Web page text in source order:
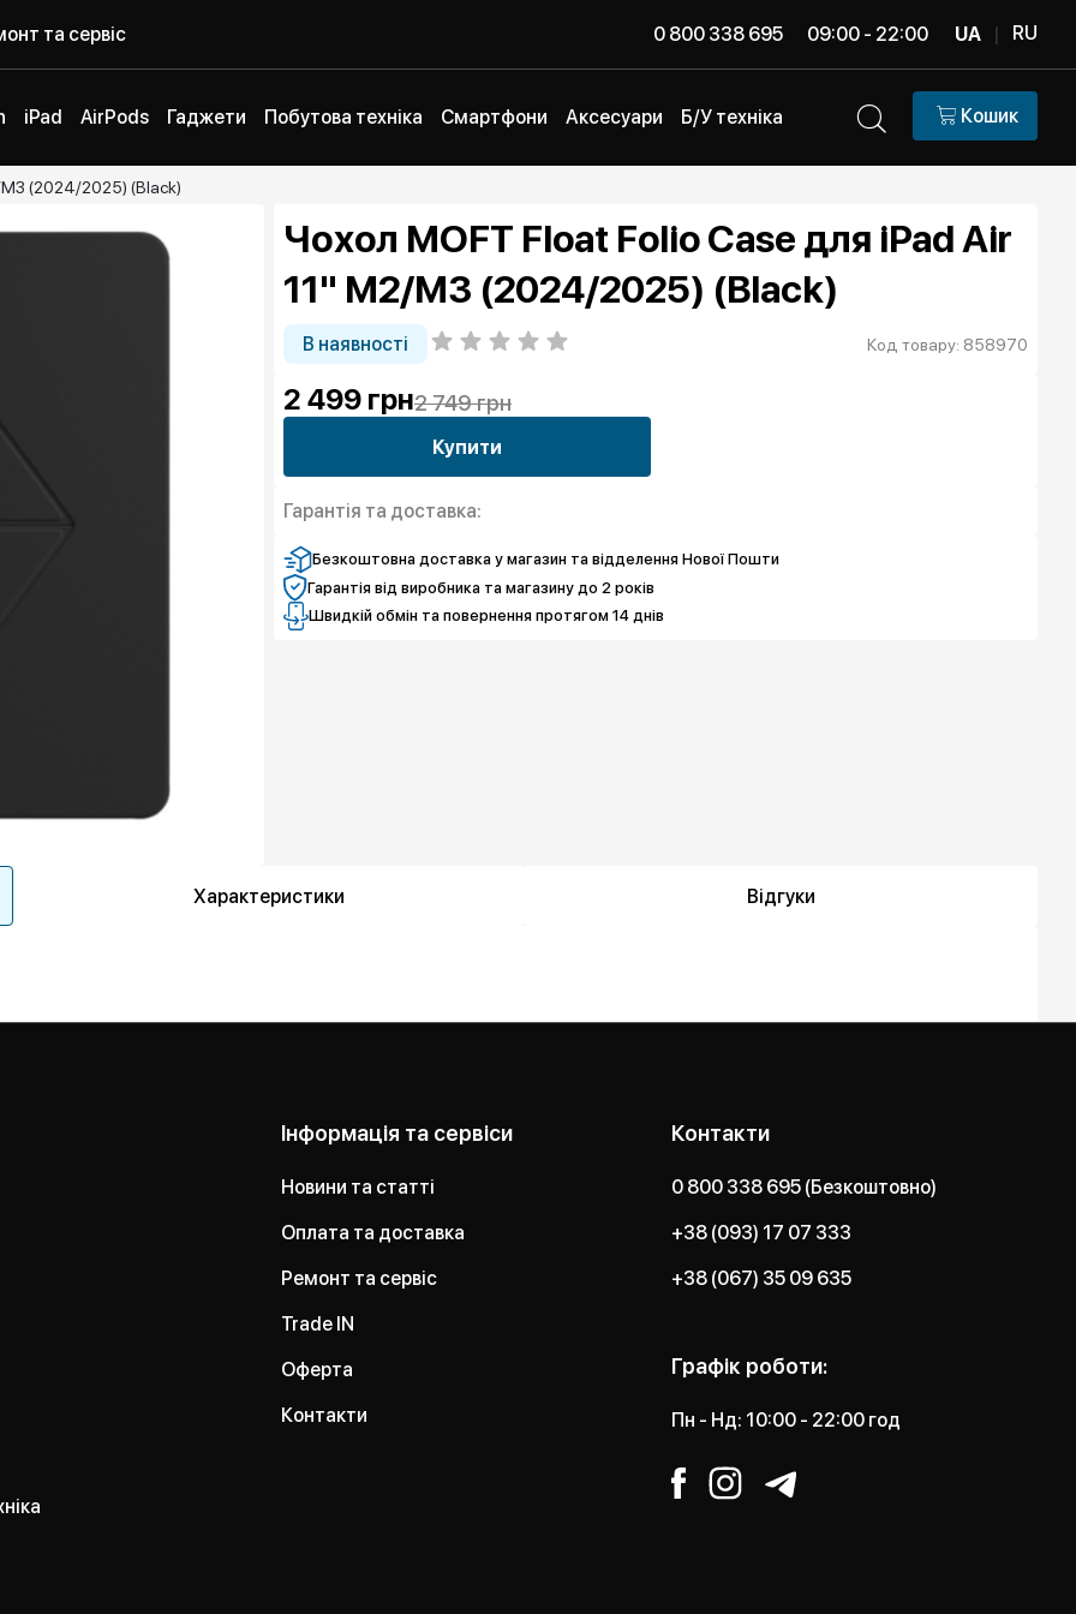
та сервіс 0 800 338 695 09:00 - 22:00 UA | RU
iPad AirPods Гаджети Побутова техніка Смартфони Аксесуари Б/У техніка Кошик
M3 (2024/2025) (Black)
Чохол MOFT Float Folio Case для iPad Air
11" M2/M3 (2024/2025) (Black)
В наявності Код товару: 858970
2 499 грн2 749 грн
Купити
Гарантія та доставка:
Безкоштовна доставка у магазин та відделення Нової Пошти
Гарантія від виробника та магазину до 2 років
Швидкій обмін та повернення протягом 14 днів
Характеристики Відгуки
Інформація та сервіси
Новини та статті
Оплата та доставка
Ремонт та сервіс
Trade IN
Оферта
Контакти
Контакти
0 800 338 695 (Безкоштовно)
+38 (093) 17 07 333
+38 (067) 35 09 635
Графік роботи:
Пн - Нд: 10:00 - 22:00 год